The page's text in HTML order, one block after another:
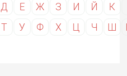
Д Е Ж З И Й К
Т У Ф Х Ц Ч Ш